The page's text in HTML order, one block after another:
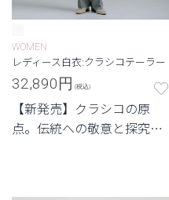
WOMEN
レディース白衣:クラシコテーラー
32,890円 (税込)
【新発売】クラシコの原
点。伝統への敬意と探究心